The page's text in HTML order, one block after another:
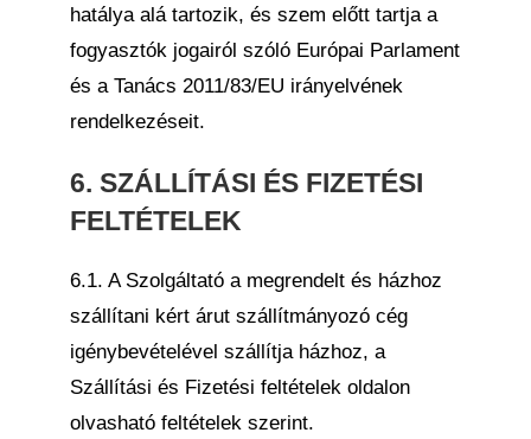
hatálya alá tartozik, és szem előtt tartja a
fogyasztók jogairól szóló Európai Parlament
és a Tanács 2011/83/EU irányelvének
rendelkezéseit.
6. SZÁLLÍTÁSI ÉS FIZETÉSI
FELTÉTELEK
6.1. A Szolgáltató a megrendelt és házhoz
szállítani kért árut szállítmányozó cég
igénybevételével szállítja házhoz, a
Szállítási és Fizetési feltételek oldalon
olvasható feltételek szerint.